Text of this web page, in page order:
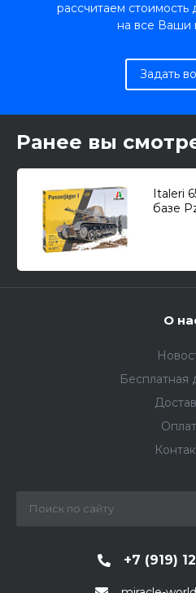
рассчитаем стоимость
на все Ваши
Задать
Ранее вы
Italeri
базе
О
Бесплатная
+7 (919)